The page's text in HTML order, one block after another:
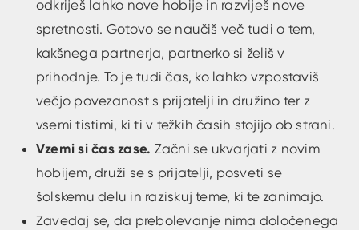
odkriješ lahko nove hobije in razviješ nove
spretnosti. Gotovo se naučiš več tudi o tem,
kakšnega partnerja, partnerko si želiš v
prihodnje. To je tudi čas, ko lahko vzpostaviš
večjo povezanost s prijatelji in družino ter z
vsemi tistimi, ki ti v težkih časih stojijo ob strani.
Vzemi si čas zase. Začni se ukvarjati z novim
hobijem, druži se s prijatelji, posveti se
šolskemu delu in raziskuj teme, ki te zanimajo.
Zavedaj se, da prebolevanje nima določenega